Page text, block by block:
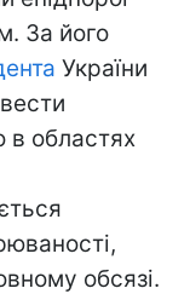
За його
України
в областях
обсязі.